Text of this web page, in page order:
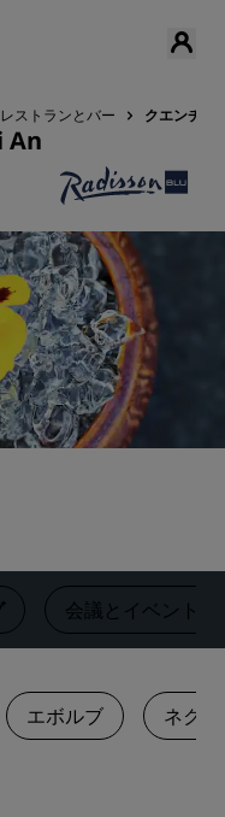
レストランとバー クエンチプ
An
‌会議とイベント
エボルブ ネク